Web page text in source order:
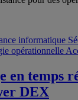
informatique
opérationnelle
en temps
DEX